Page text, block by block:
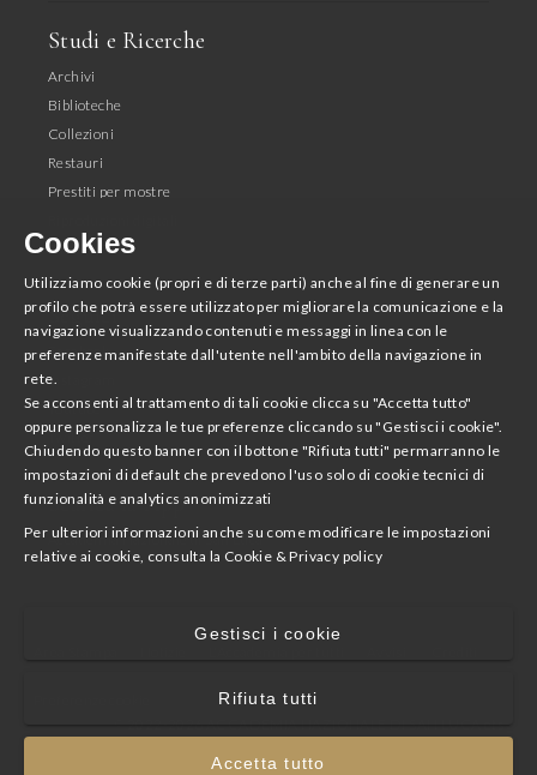
Studi e Ricerche
Archivi
Biblioteche
Collezioni
Restauri
Prestiti per mostre
Editoria
Seguici
Facebook
Instagram
Youtube
Twitter
Scarica la App
Accademia Nazionale di San Luca
Cookies
Utilizziamo cookie (propri e di terze parti) anche al fine di generare un
profilo che potrà essere utilizzato per migliorare la comunicazione e la
navigazione visualizzando contenuti e messaggi in linea con le
preferenze manifestate dall'utente nell'ambito della navigazione in
rete.
Se acconsenti al trattamento di tali cookie clicca su "Accetta tutto"
oppure personalizza le tue preferenze cliccando su "Gestisci i cookie".
Chiudendo questo banner con il bottone "Rifiuta tutti" permarranno le
impostazioni di default che prevedono l'uso solo di cookie tecnici di
funzionalità e analytics anonimizzati
Per ulteriori informazioni anche su come modificare le impostazioni
relative ai cookie, consulta la Cookie & Privacy policy
Gestisci i cookie
Rifiuta tutti
Accetta tutto